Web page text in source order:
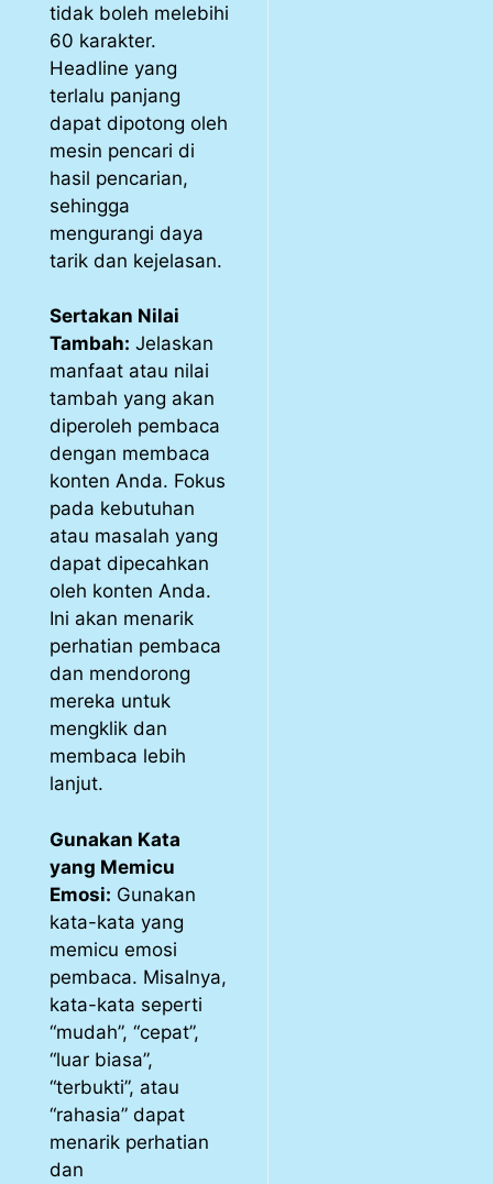
tidak boleh melebihi
60 karakter.
Headline yang
terlalu panjang
dapat dipotong oleh
mesin pencari di
hasil pencarian,
sehingga
mengurangi daya
tarik dan kejelasan.
Sertakan Nilai
Tambah: Jelaskan
manfaat atau nilai
tambah yang akan
diperoleh pembaca
dengan membaca
konten Anda. Fokus
pada kebutuhan
atau masalah yang
dapat dipecahkan
oleh konten Anda.
Ini akan menarik
perhatian pembaca
dan mendorong
mereka untuk
mengklik dan
membaca lebih
lanjut.
Gunakan Kata
yang Memicu
Emosi: Gunakan
kata-kata yang
memicu emosi
pembaca. Misalnya,
kata-kata seperti
“mudah”, “cepat”,
“luar biasa”,
“terbukti”, atau
“rahasia” dapat
menarik perhatian
dan